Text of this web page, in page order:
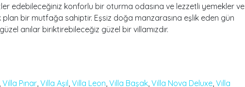
edebileceğiniz konforlu bir oturma odasına ve lezzetli yemekler ve
bir mutfağa sahiptir. Eşsiz doğa manzarasına eşlik eden gün
anılar biriktirebileceğiz güzel bir villamızdır.
, Villa Pınar, Villa Aşil, Villa Leon, Villa Başak, Villa Nova Deluxe, Villa